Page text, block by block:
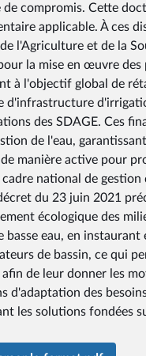
de compromis. Cette
applicable. À ces
l'Agriculture et de la
la mise en œuvre des
à l'objectif global de
d'infrastructure
des SDAGE. Ces
de l'eau,
de manière active pour
cadre national de
du 23 juin 2021
écologique des
basse eau, en
de bassin, ce qui
afin de leur donner les
d'adaptation des
les solutions fondées